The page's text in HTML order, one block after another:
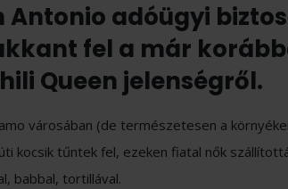
Antonio adóügyi
fel a már
Queen jelenségről.
városában (de természetesen a
kocsik tűntek fel, ezeken fiatal nők
babbal, tortillával.